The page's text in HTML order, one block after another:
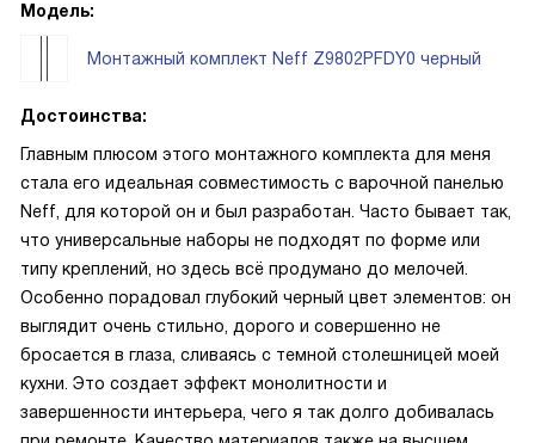
Модель:
Монтажный комплект Neff Z9802PFDY0 черный
Достоинства:
Главным плюсом этого монтажного комплекта для меня
стала его идеальная совместимость с варочной панелью
Neff, для которой он и был разработан. Часто бывает так,
что универсальные наборы не подходят по форме или
типу креплений, но здесь всё продумано до мелочей.
Особенно порадовал глубокий черный цвет элементов: он
выглядит очень стильно, дорого и совершенно не
бросается в глаза, сливаясь с темной столешницей моей
кухни. Это создает эффект монолитности и
завершенности интерьера, чего я так долго добивалась